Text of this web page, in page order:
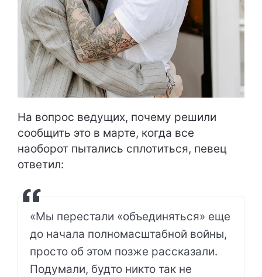
На вопрос ведущих, почему решили
сообщить это в марте, когда все
наоборот пытались сплотиться, певец
ответил:
«Мы перестали «объединяться» еще
до начала полномасштабной войны,
просто об этом позже рассказали.
Подумали, будто никто так не